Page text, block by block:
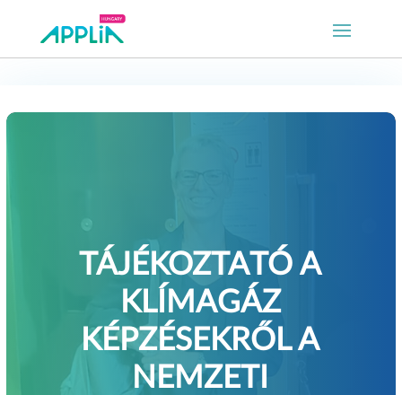
TÁJÉKOZTATÓ A
KLÍMAGÁZ
KÉPZÉSEKRŐL A
NEMZETI